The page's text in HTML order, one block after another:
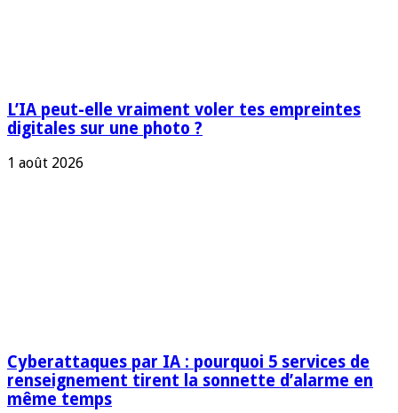
L’IA peut-elle vraiment voler tes empreintes
digitales sur une photo ?
1 août 2026
Cyberattaques par IA : pourquoi 5 services de
renseignement tirent la sonnette d’alarme en
même temps